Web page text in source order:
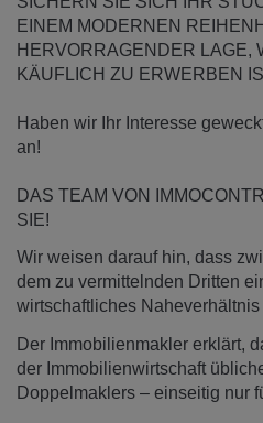
EINEM MODERNEN
HERVORRAGENDER LAGE,
KÄUFLICH ZU ERWERBEN
Haben wir Ihr Interesse
an!
DAS TEAM VON
SIE!
Wir weisen darauf hin, dass
dem zu vermittelnden Dritten
wirtschaftliches Naheverhältnis
Der Immobilienmakler erklärt,
der Immobilienwirtschaft
Doppelmaklers – einseitig nur